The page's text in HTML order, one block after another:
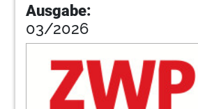
Ausgabe:
03/2026